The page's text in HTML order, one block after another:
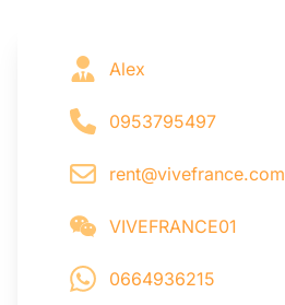
Alex
0953795497
rent@vivefrance.com
VIVEFRANCE01
0664936215